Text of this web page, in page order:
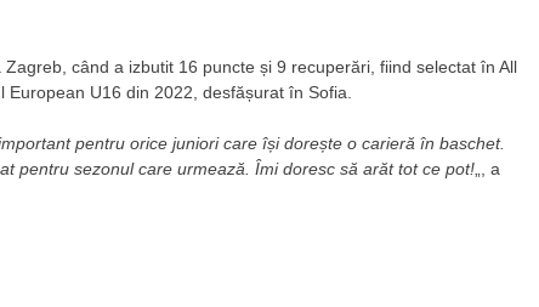
când a izbutit 16 puncte și 9 recuperări, fiind selectat în All
U16 din 2022, desfășurat în Sofia.
pentru orice juniori care își dorește o carieră în baschet.
pentru sezonul care urmează. Îmi doresc să arăt tot ce pot! „, a